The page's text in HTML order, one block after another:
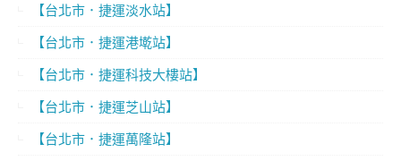
【台北市．捷運淡水站】
【台北市．捷運港墘站】
【台北市．捷運科技大樓站】
【台北市．捷運芝山站】
【台北市．捷運萬隆站】